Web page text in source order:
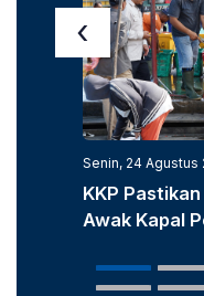
Senin, 24 Agustus
KKP
Awak Kapal
‹